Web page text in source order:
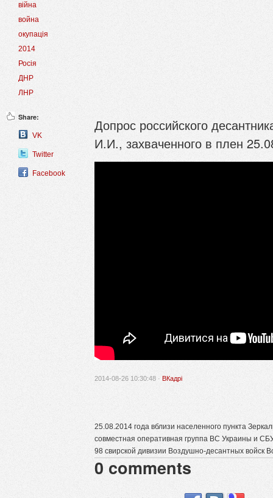
війна
война
окупація
2014
Росія
ДНР
ЛНР
Share:
VK
Twitter
Facebook
Допрос российского
И.И., захваченного в плен
2014-08-26 10:30:48 · ВКадрі
25.08.2014 года вблизи населенного пункта
совместная оперативная группа ВС Украины и
98 свирской дивизии Воздушно-десантных войск
0 comments